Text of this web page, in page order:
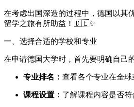
在考虑出国深造的过程中，德国以其
留学之旅有所助益！🇩🇪✨
一、选择合适的学校和专业
在申请德国大学时，首先要明确自己
专业排名： 查看各个专业在全球
课程设置： 了解课程内容是否符